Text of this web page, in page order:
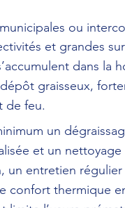
ou
et grandes
dans la
graisseux,
de feu.
un
et un
entretien
confort thermique